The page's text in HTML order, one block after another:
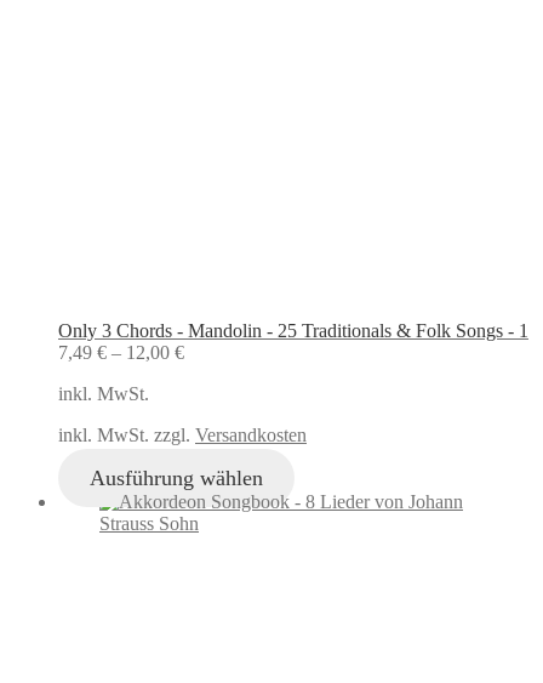
Only 3 Chords - Mandolin - 25 Traditionals & Folk Songs - 1
7,49 € – 12,00 €
inkl. MwSt.
inkl. MwSt. zzgl. Versandkosten
Ausführung wählen